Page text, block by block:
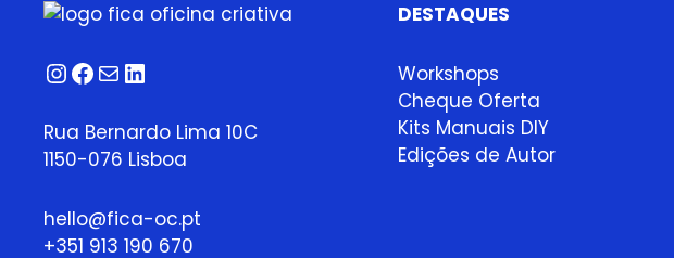
Instagram
Facebook
Correio
LinkedIn
Rua Bernardo Lima 10C
1150-076 Lisboa
hello@fica-oc.pt
+351 913 190 670
DESTAQUES
Workshops
Cheque Oferta
Kits Manuais DIY
Edições de Autor